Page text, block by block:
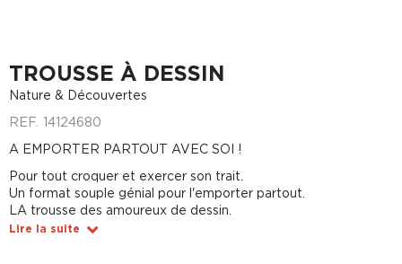
TROUSSE À DESSIN
Nature & Découvertes
REF. 14124680
A EMPORTER PARTOUT AVEC SOI !
Pour tout croquer et exercer son trait.
Un format souple génial pour l'emporter partout.
LA trousse des amoureux de dessin.
Lire la suite